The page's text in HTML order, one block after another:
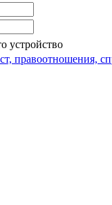
устройство
правоотношения,